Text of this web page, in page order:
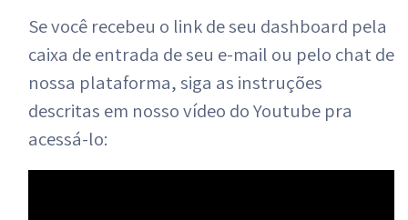
Se você recebeu o link de seu dashboard pela
caixa de entrada de seu e-mail ou pelo chat de
nossa plataforma, siga as instruções
descritas em nosso vídeo do Youtube pra
acessá-lo: